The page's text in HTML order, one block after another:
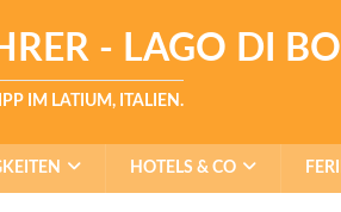
- LAGO DI
IM LATIUM, ITALIEN.
HOTELS & CO